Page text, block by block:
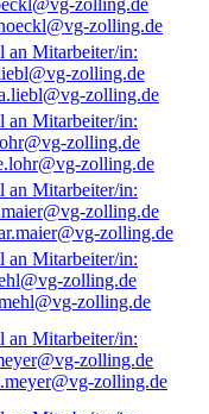
zolling.de
zolling.de
zolling.de
zolling.de
zolling.de
zolling.de